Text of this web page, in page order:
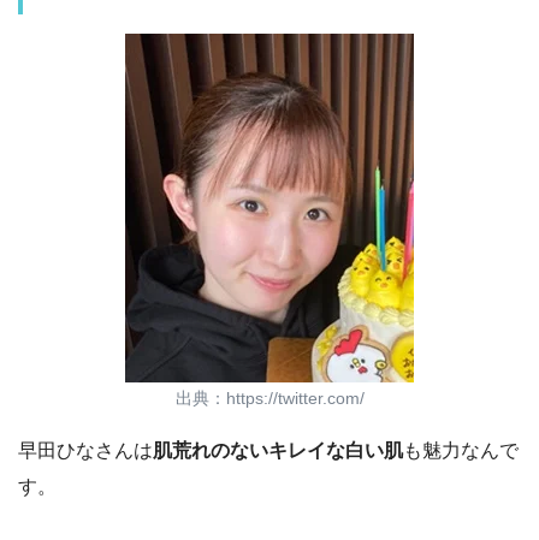
出典：https://twitter.com/
早田ひなさんは肌荒れのないキレイな白い肌も魅力なんで
す。